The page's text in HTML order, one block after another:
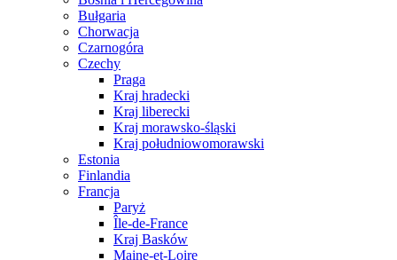
Bułgaria
Chorwacja
Czarnogóra
Czechy
Praga
Kraj hradecki
Kraj liberecki
Kraj morawsko-śląski
Kraj południowomorawski
Estonia
Finlandia
Francja
Paryż
Île-de-France
Kraj Basków
Maine-et-Loire